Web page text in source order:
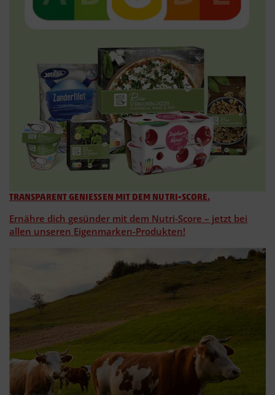
TRANSPARENT GENIESSEN MIT DEM NUTRI-SCORE.
Ernähre dich gesünder mit dem Nutri-Score – jetzt bei
allen unseren Eigenmarken-Produkten!